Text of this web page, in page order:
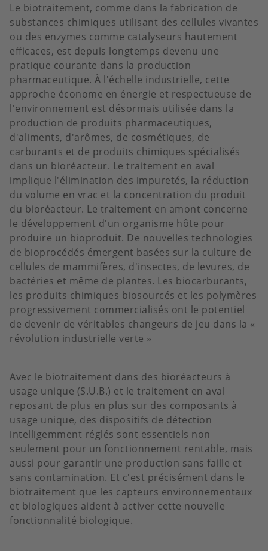
Le biotraitement, comme dans la fabrication de
substances chimiques utilisant des cellules vivantes
ou des enzymes comme catalyseurs hautement
efficaces, est depuis longtemps devenu une
pratique courante dans la production
pharmaceutique. À l'échelle industrielle, cette
approche économe en énergie et respectueuse de
l'environnement est désormais utilisée dans la
production de produits pharmaceutiques,
d'aliments, d'arômes, de cosmétiques, de
carburants et de produits chimiques spécialisés
dans un bioréacteur. Le traitement en aval
implique l'élimination des impuretés, la réduction
du volume en vrac et la concentration du produit
du bioréacteur. Le traitement en amont concerne
le développement d'un organisme hôte pour
produire un bioproduit. De nouvelles technologies
de bioprocédés émergent basées sur la culture de
cellules de mammifères, d'insectes, de levures, de
bactéries et même de plantes. Les biocarburants,
les produits chimiques biosourcés et les polymères
progressivement commercialisés ont le potentiel
de devenir de véritables changeurs de jeu dans la «
révolution industrielle verte »
Avec le biotraitement dans des bioréacteurs à
usage unique (S.U.B.) et le traitement en aval
reposant de plus en plus sur des composants à
usage unique, des dispositifs de détection
intelligemment réglés sont essentiels non
seulement pour un fonctionnement rentable, mais
aussi pour garantir une production sans faille et
sans contamination. Et c'est précisément dans le
biotraitement que les capteurs environnementaux
et biologiques aident à activer cette nouvelle
fonctionnalité biologique.